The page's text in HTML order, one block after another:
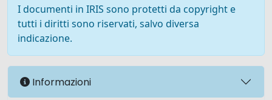
I documenti in IRIS sono protetti da copyright e
tutti i diritti sono riservati, salvo diversa
indicazione.
Informazioni